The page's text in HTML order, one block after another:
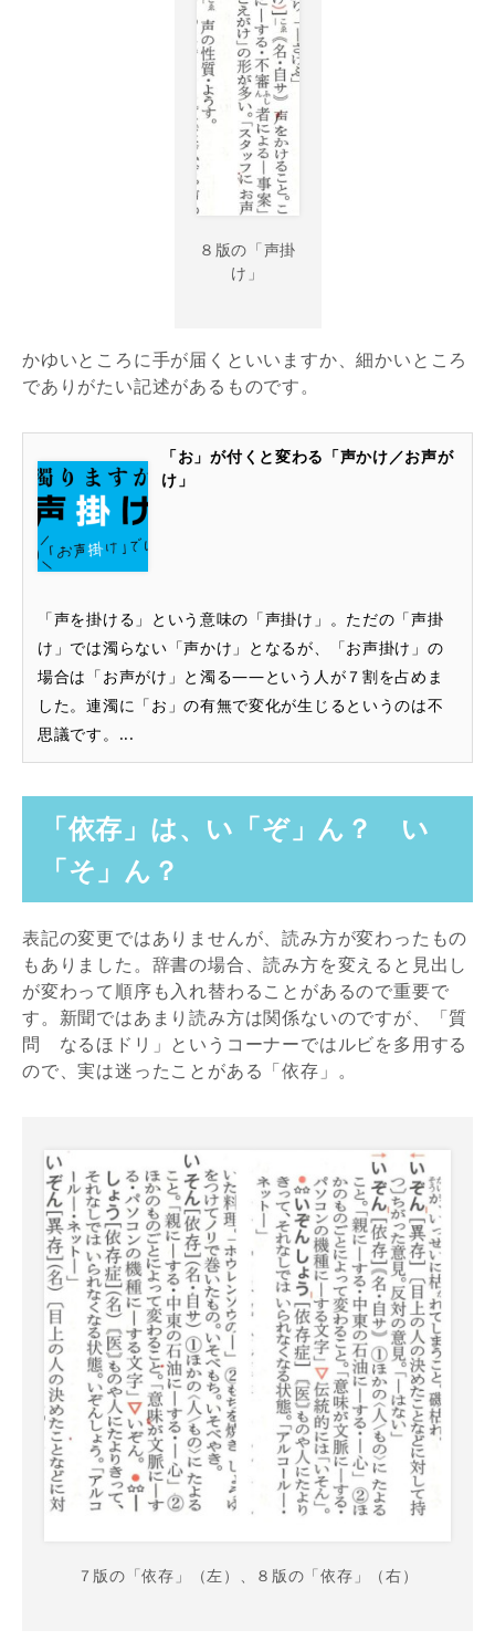
８版の「声掛
け」
かゆいところに手が届くといいますか、細かいところ
でありがたい記述があるものです。
「お」が付くと変わる「声かけ／お声が
け」
「声を掛ける」という意味の「声掛け」。ただの「声掛
け」では濁らない「声かけ」となるが、「お声掛け」の
場合は「お声がけ」と濁る――という人が７割を占めま
した。連濁に「お」の有無で変化が生じるというのは不
思議です。...
「依存」は、い「ぞ」ん？ い
「そ」ん？
表記の変更ではありませんが、読み方が変わったもの
もありました。辞書の場合、読み方を変えると見出し
が変わって順序も入れ替わることがあるので重要で
す。新聞ではあまり読み方は関係ないのですが、「質
問 なるほドリ」というコーナーではルビを多用する
ので、実は迷ったことがある「依存」。
７版の「依存」（左）、８版の「依存」（右）